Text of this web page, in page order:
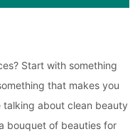
Start with something
that makes you
talking about clean beauty
bouquet of beauties for